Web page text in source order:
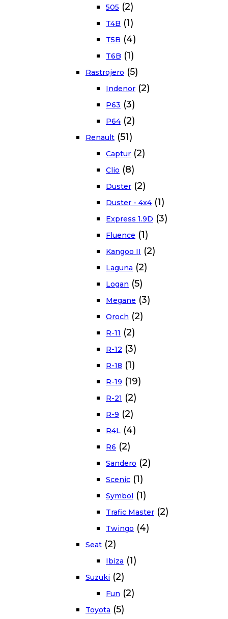
505 (2)
T4B (1)
T5B (4)
T6B (1)
Rastrojero (5)
Indenor (2)
P63 (3)
P64 (2)
Renault (51)
Captur (2)
Clio (8)
Duster (2)
Duster - 4x4 (1)
Express 1.9D (3)
Fluence (1)
Kangoo II (2)
Laguna (2)
Logan (5)
Megane (3)
Oroch (2)
R-11 (2)
R-12 (3)
R-18 (1)
R-19 (19)
R-21 (2)
R-9 (2)
R4L (4)
R6 (2)
Sandero (2)
Scenic (1)
Symbol (1)
Trafic Master (2)
Twingo (4)
Seat (2)
Ibiza (1)
Suzuki (2)
Fun (2)
Toyota (5)